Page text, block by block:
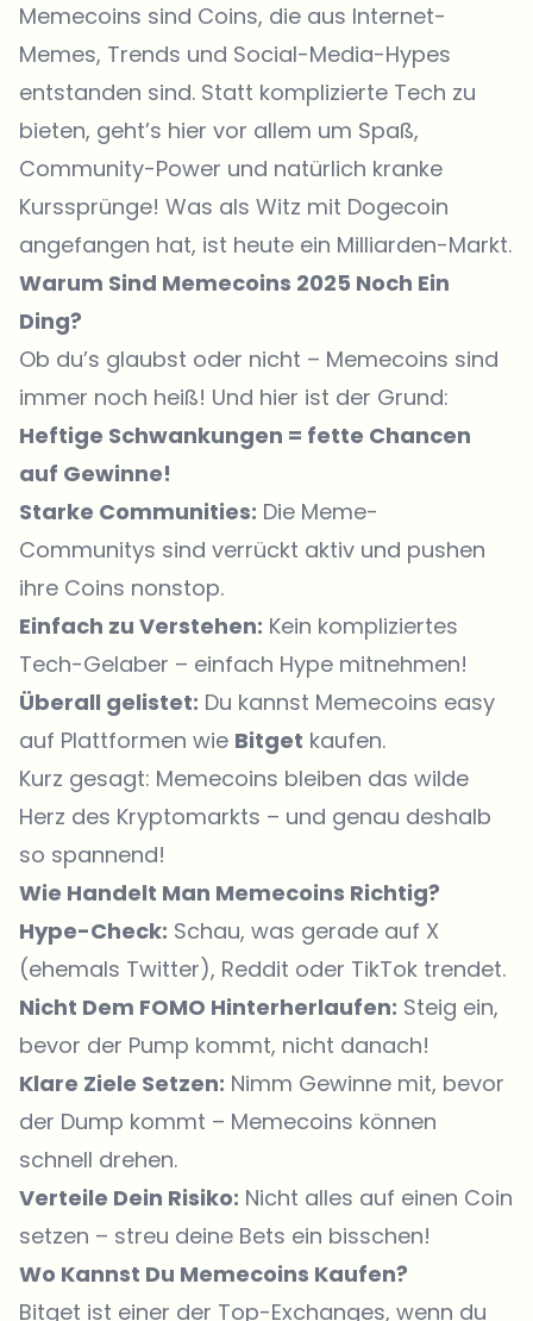
Memecoins sind Coins, die aus Internet-
Memes, Trends und Social-Media-Hypes
entstanden sind. Statt komplizierte Tech zu
bieten, geht’s hier vor allem um Spaß,
Community-Power und natürlich kranke
Kurssprünge! Was als Witz mit Dogecoin
angefangen hat, ist heute ein Milliarden-Markt.
Warum Sind Memecoins 2025 Noch Ein
Ding?
Ob du’s glaubst oder nicht – Memecoins sind
immer noch heiß! Und hier ist der Grund:
Heftige Schwankungen = fette Chancen
auf Gewinne!
Starke Communities: Die Meme-
Communitys sind verrückt aktiv und pushen
ihre Coins nonstop.
Einfach zu Verstehen: Kein kompliziertes
Tech-Gelaber – einfach Hype mitnehmen!
Überall gelistet: Du kannst Memecoins easy
auf Plattformen wie Bitget kaufen.
Kurz gesagt: Memecoins bleiben das wilde
Herz des Kryptomarkts – und genau deshalb
so spannend!
Wie Handelt Man Memecoins Richtig?
Hype-Check: Schau, was gerade auf X
(ehemals Twitter), Reddit oder TikTok trendet.
Nicht Dem FOMO Hinterherlaufen: Steig ein,
bevor der Pump kommt, nicht danach!
Klare Ziele Setzen: Nimm Gewinne mit, bevor
der Dump kommt – Memecoins können
schnell drehen.
Verteile Dein Risiko: Nicht alles auf einen Coin
setzen – streu deine Bets ein bisschen!
Wo Kannst Du Memecoins Kaufen?
Bitget ist einer der Top-Exchanges, wenn du